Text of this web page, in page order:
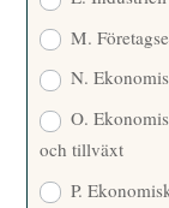
M.
N.
O.
och tillväxt
P.